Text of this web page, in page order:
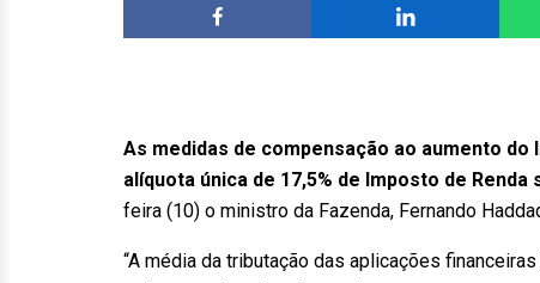
As medidas de compensação ao aumento
alíquota única de 17,5% de Imposto de
feira (10) o ministro da Fazenda, Fernando
“A média da tributação das aplicações